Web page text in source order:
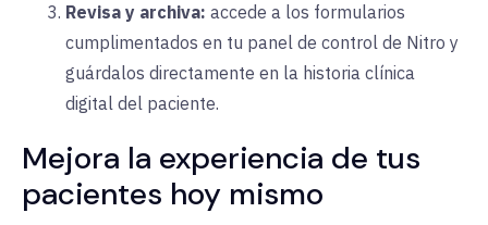
Revisa y archiva: accede a los formularios
cumplimentados en tu panel de control de Nitro y
guárdalos directamente en la historia clínica
digital del paciente.
Mejora la experiencia de tus
pacientes hoy mismo